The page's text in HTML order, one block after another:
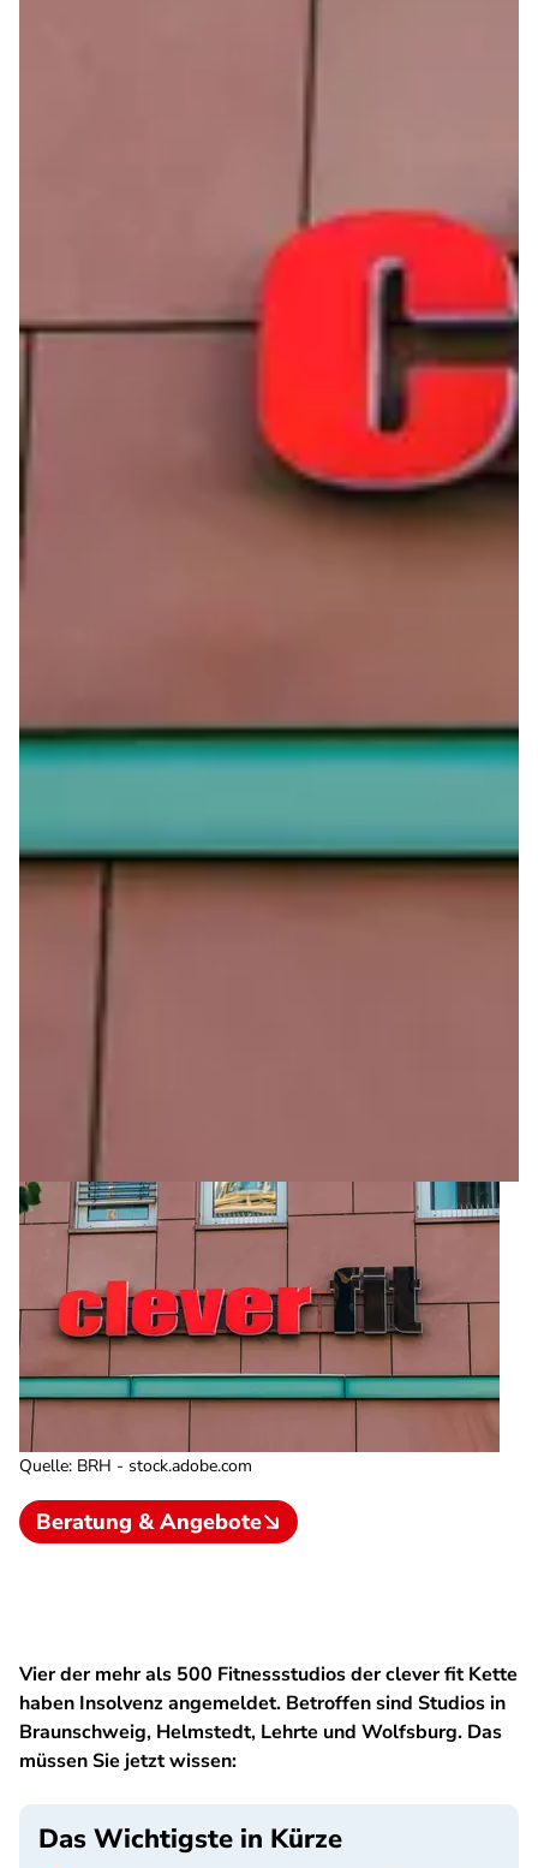
Quelle: BRH - stock.adobe.com
Beratung & Angebote
Vier der mehr als 500 Fitnessstudios der clever fit Kette
haben Insolvenz angemeldet. Betroffen sind Studios in
Braunschweig, Helmstedt, Lehrte und Wolfsburg. Das
müssen Sie jetzt wissen:
Das Wichtigste in Kürze